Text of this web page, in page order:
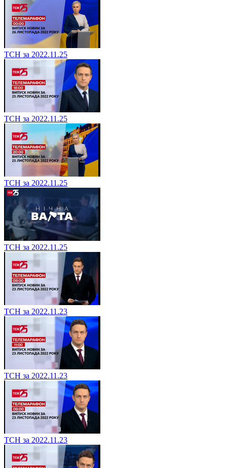
ТСН за 2022.11.25
ТСН за 2022.11.25
ТСН за 2022.11.25
ТСН за 2022.11.25
ТСН за 2022.11.23
ТСН за 2022.11.23
ТСН за 2022.11.23